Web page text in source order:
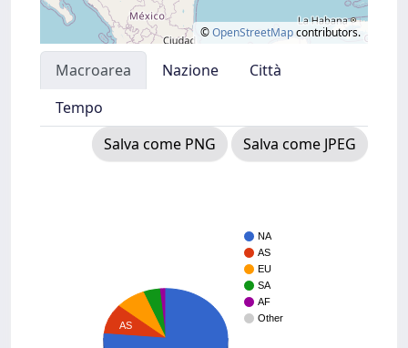
©OpenStreetMapcontributors.
Macroarea Nazione
Città
Tempo
Salva come PNG
Salva come JPEG
NA
AS
EU
SA
AF
Other
AS